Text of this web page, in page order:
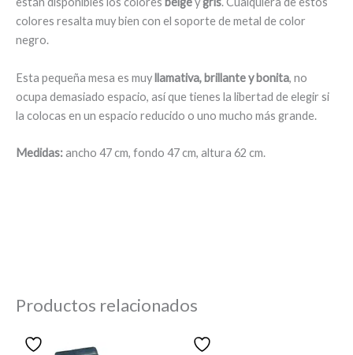
colores resalta muy bien con el soporte de metal de color
negro.
Esta pequeña mesa es muy llamativa, brillante y bonita, no
ocupa demasiado espacio, así que tienes la libertad de elegir si
la colocas en un espacio reducido o uno mucho más grande.
Medidas:ancho 47 cm, fondo 47 cm, altura 62 cm.
Productos relacionados